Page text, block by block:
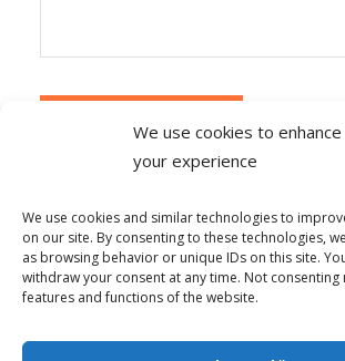
We use cookies to enhance
your experience
We use cookies and similar technologies to
on our site. By consenting to these technologies,
as browsing behavior or unique IDs on this site.
withdraw your consent at any time. Not consenting
features and functions of the website.
Ce site utilise Akismet pour réduire les
données de vos commentaires sont
© Copyright - Alpha-b 2019-2026 -powered by